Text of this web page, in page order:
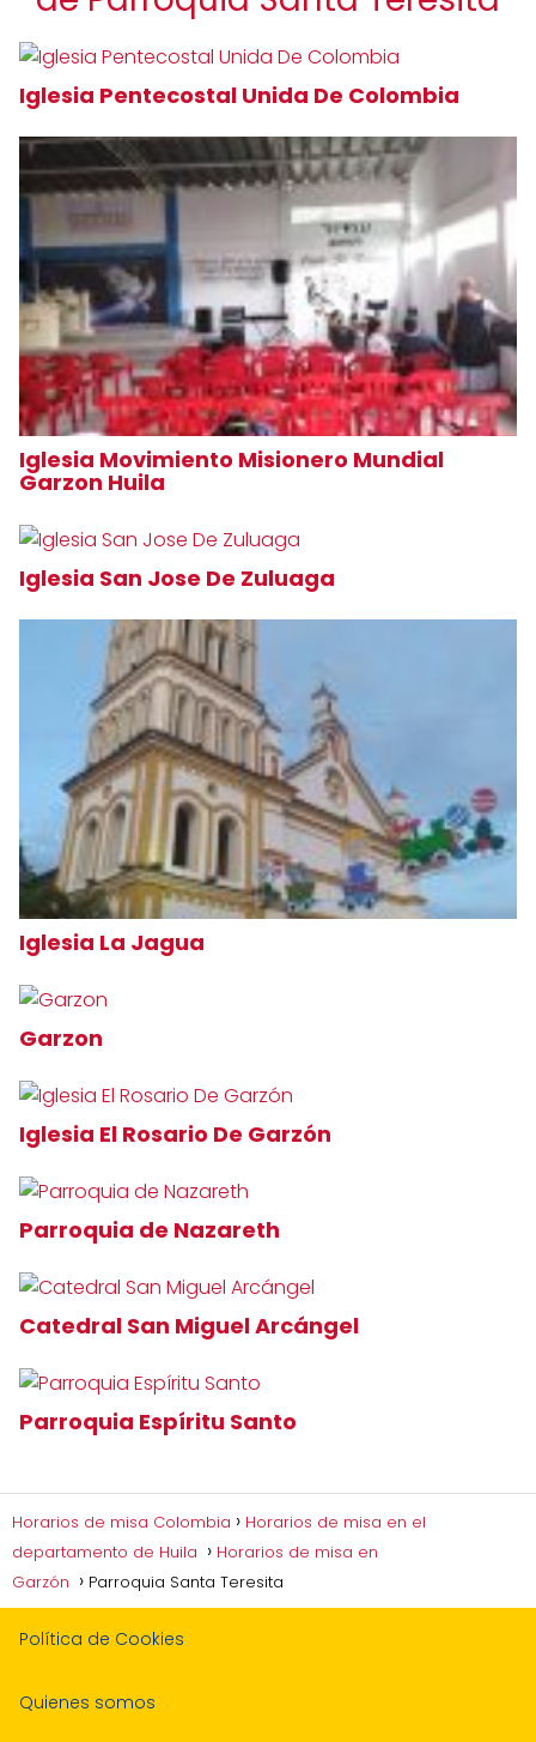
Iglesia Pentecostal Unida De Colombia
Iglesia Movimiento Misionero Mundial
Garzon Huila
Iglesia San Jose De Zuluaga
Iglesia La Jagua
Garzon
Iglesia El Rosario De Garzón
Parroquia de Nazareth
Catedral San Miguel Arcángel
Parroquia Espíritu Santo
Horarios de misa Colombia
Horarios de misa en el
departamento de Huila
Horarios de misa en
Garzón
Parroquia Santa Teresita
Política de Cookies
Quienes somos